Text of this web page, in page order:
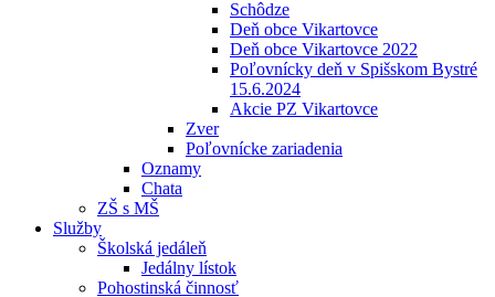
Schôdze
Deň obce Vikartovce
Deň obce Vikartovce 2022
Poľovnícky deň v Spišskom Bystré
15.6.2024
Akcie PZ Vikartovce
Zver
Poľovnícke zariadenia
Oznamy
Chata
ZŠ s MŠ
Služby
Školská jedáleň
Jedálny lístok
Pohostinská činnosť